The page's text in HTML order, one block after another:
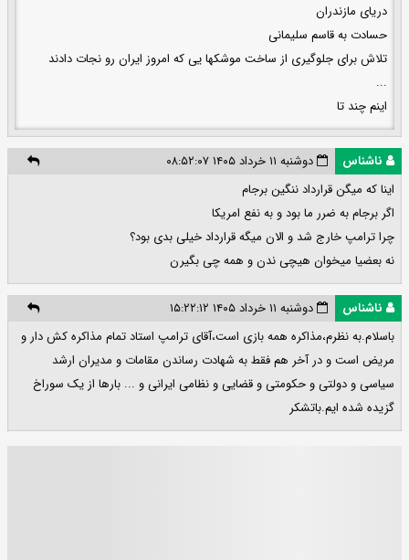
دریای مازندران
حسادت به قاسم سلیمانی
تلاش برای جلوگیری از ساخت موشکها یی که امروز ایران رو نجات دادند
...
اینم چند تا
ناشناس
دوشنبه ۱۱ خرداد ۱۴۰۵ ۰۸:۵۲:۰۷
اینا که میگن قرارداد ننگین برجام
اگر برجام به ضرر ما بود و به نفع امریکا
چرا ترامپ خارج شد و الان میگه قرارداد خیلی بدی بود؟
نه بعضیا میخوان هیچی ندن و همه چی بگیرن
ناشناس
دوشنبه ۱۱ خرداد ۱۴۰۵ ۱۵:۲۲:۱۲
باسلام.به نظرم،مذاکره همه بازی است،آقای ترامپ استاد تمام مذاکره کش دار و
مریض است و در آخر هم فقط به شهادت رساندن مقامات و مدیران ارشد
سیاسی و دولتی و حکومتی و قضایی و نظامی ایرانی و ... بارها از یک سوراخ
گزیده شده ایم.باتشکر